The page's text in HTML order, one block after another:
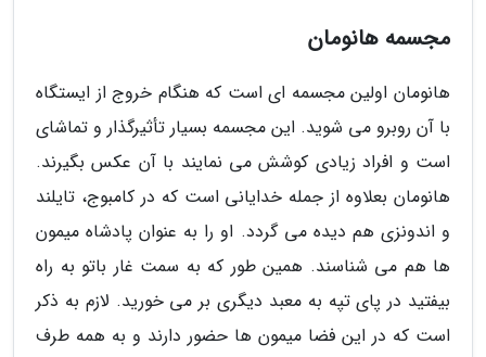
مجسمه هانومان
هانومان اولین مجسمه ای است که هنگام خروج از ایستگاه
با آن روبرو می شوید. این مجسمه بسیار تأثیرگذار و تماشای
است و افراد زیادی کوشش می نمایند با آن عکس بگیرند.
هانومان بعلاوه از جمله خدایانی است که در کامبوج، تایلند
و اندونزی هم دیده می گردد. او را به عنوان پادشاه میمون
ها هم می شناسند. همین طور که به سمت غار باتو به راه
بیفتید در پای تپه به معبد دیگری بر می خورید. لازم به ذکر
است که در این فضا میمون ها حضور دارند و به همه طرف